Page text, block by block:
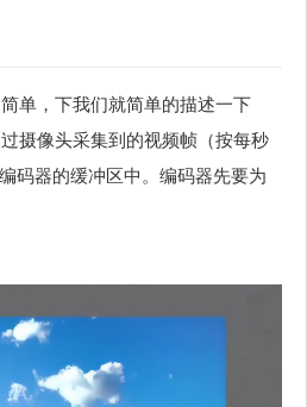
单，下我们就简单的描述一下
摄像头采集到的视频帧（按每秒
码器的缓冲区中。编码器先要为